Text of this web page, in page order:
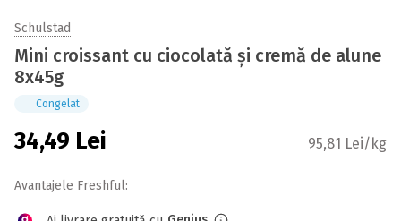
Schulstad
Mini croissant cu ciocolată și cremă de alune
8x45g
Congelat
34,49 Lei 95,81 Lei/kg
Avantajele Freshful: